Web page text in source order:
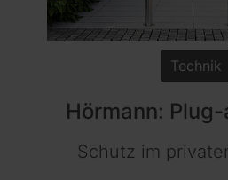
Technik
Hörmann:
Schutz im